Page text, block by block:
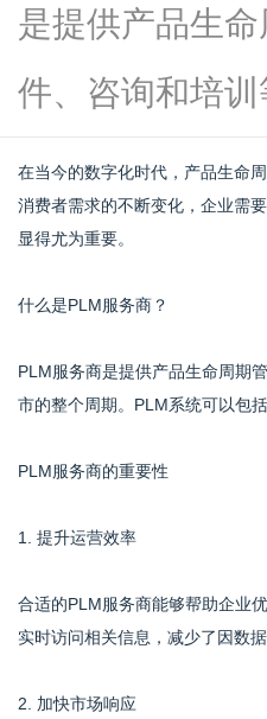
是提供产品生
件、咨询和培
在当今的数字化时代，产品生命
消费者需求的不断变化，企业需
显得尤为重要。
什么是PLM服务商？
PLM服务商是提供产品生命周期
市的整个周期。PLM系统可以包
PLM服务商的重要性
1. 提升运营效率
合适的PLM服务商能够帮助企业
实时访问相关信息，减少了因数
2. 加快市场响应